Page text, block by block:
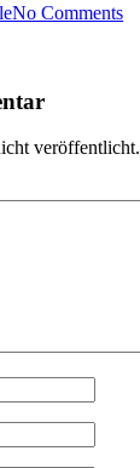
No Comments
veröffentlicht.